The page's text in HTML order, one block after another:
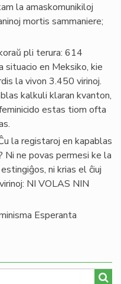
la amaskomunikiloj
mortis sammaniere;
pli terura: 614
situacio en Meksiko, kie
la vivon 3.450 virinoj.
kalkuli klaran kvanton,
estas tiom ofta
la registaroj en kapablas
ne povas permesi ke la
ni krias el ĉiuj
NI VOLAS NIN
Esperanta